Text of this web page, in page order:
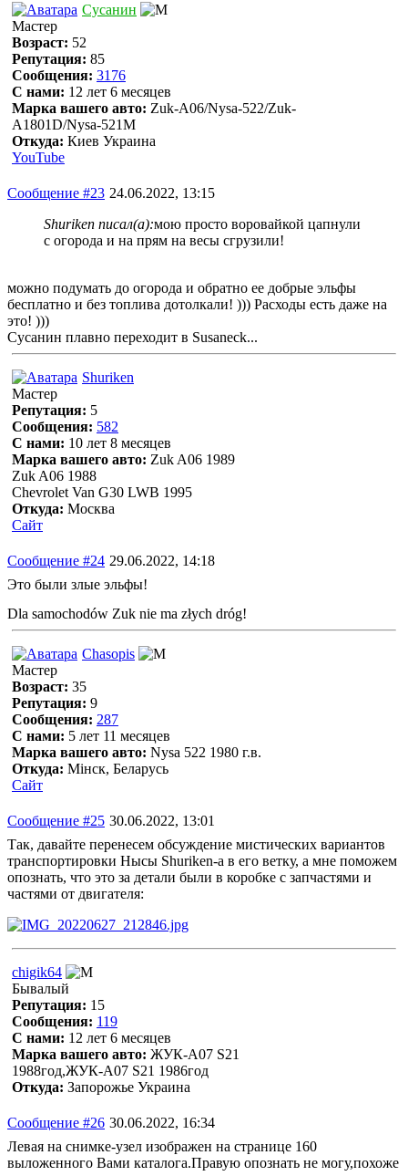
Сусанин
Мастер
Возраст: 52
Репутация: 85
Сообщения: 3176
С нами: 12 лет 6 месяцев
Марка вашего авто: Zuk-A06/Nysa-522/Zuk-
A1801D/Nysa-521M
Откуда: Киев Украина
YouTube
Сообщение #23 24.06.2022, 13:15
Shuriken писал(а):мою просто воровайкой цапнули
с огорода и на прям на весы сгрузили!
можно подумать до огорода и обратно ее добрые эльфы
бесплатно и без топлива дотолкали! ))) Расходы есть даже на
это! )))
Сусанин плавно переходит в Susaneck...
Shuriken
Мастер
Репутация: 5
Сообщения: 582
С нами: 10 лет 8 месяцев
Марка вашего авто: Zuk A06 1989
Zuk A06 1988
Chevrolet Van G30 LWB 1995
Откуда: Москва
Сайт
Сообщение #24 29.06.2022, 14:18
Это были злые эльфы!
Dla samochodów Zuk nie ma złych dróg!
Chasopis
Мастер
Возраст: 35
Репутация: 9
Сообщения: 287
С нами: 5 лет 11 месяцев
Марка вашего авто: Nysa 522 1980 г.в.
Откуда: Мінск, Беларусь
Сайт
Сообщение #25 30.06.2022, 13:01
Так, давайте перенесем обсуждение мистических вариантов
транспортировки Нысы Shuriken-а в его ветку, а мне поможем
опознать, что это за детали были в коробке с запчастями и
частями от двигателя:
chigik64
Бывалый
Репутация: 15
Сообщения: 119
С нами: 12 лет 6 месяцев
Марка вашего авто: ЖУК-А07 S21
1988год,ЖУК-А07 S21 1986год
Откуда: Запорожье Украина
Сообщение #26 30.06.2022, 16:34
Левая на снимке-узел изображен на странице 160
выложенного Вами каталога.Правую опознать не могу,похоже